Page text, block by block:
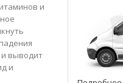
и
и выводит
и